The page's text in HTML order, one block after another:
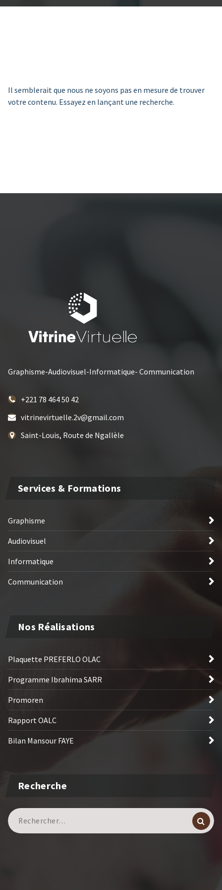
Il semblerait que nous ne soyons pas en mesure de trouver
votre contenu. Essayez en lançant une recherche.
Graphisme-Audiovisuel-Informatique- Communication
+221 78 464 50 42
vitrinevirtuelle.2v@gmail.com
Saint-Louis, Route de Ngallèle
Services & Formations
Graphisme
Audiovisuel
Informatique
Communication
Nos Réalisations
Plaquette PREFERLO OLAC
Programme Ibrahima SARR
Promoren
Rapport OALC
Bilan Mansour FAYE
Recherche
Recherche
pour :